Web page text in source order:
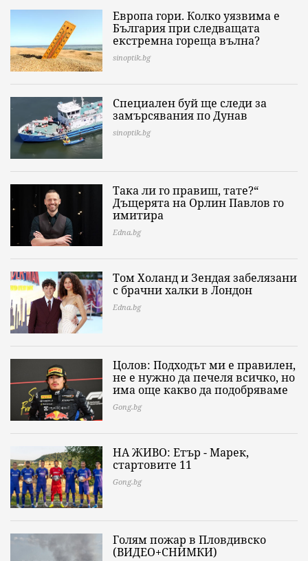
Европа гори. Колко уязвима е
България при следващата
екстремна гореща вълна?
sinoptik.bg
Специален буй ще следи за
замърсявания по Дунав
sinoptik.bg
Така ли го правиш, тате?“
Дъщерята на Орлин Павлов го
имитира
Edna.bg
Том Холанд и Зендая забелязани
с брачни халки в Лондон
Edna.bg
Цолов: Подходът ми е правилен,
не е нужно да печеля всичко, но
има още какво да подобряваме
Gong.bg
НА ЖИВО: Етър - Марек,
стартовите 11
Gong.bg
Голям пожар в Пловдивско
(ВИДЕО+СНИМКИ)